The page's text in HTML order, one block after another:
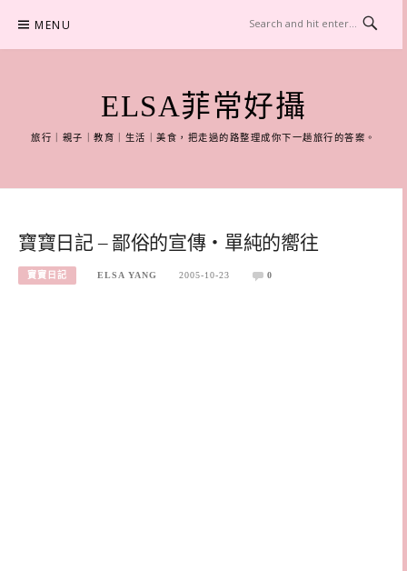
content
MENU
ELSA菲常好攝
旅行｜親子｜教育｜生活｜美食，把走過的路整理成你下一趟旅行的答案。
寶寶日記 – 鄙俗的宣傳‧單純的嚮往
寶寶日記 ELSA YANG 2005-10-23 0